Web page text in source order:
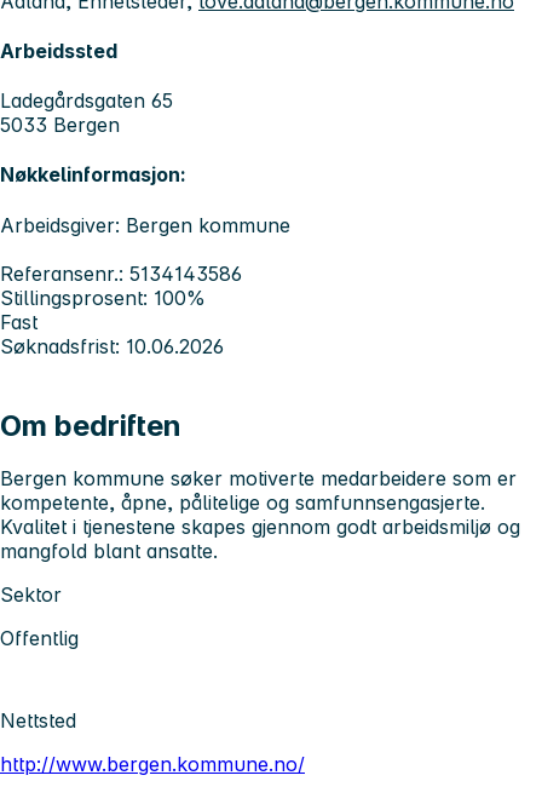
Arbeidssted
Ladegårdsgaten 65
5033 Bergen
Nøkkelinformasjon:
Arbeidsgiver: Bergen kommune
Referansenr.: 5134143586
Stillingsprosent: 100%
Fast
Søknadsfrist: 10.06.2026
Om bedriften
Bergen kommune søker motiverte medarbeidere som er
kompetente, åpne, pålitelige og samfunnsengasjerte.
Kvalitet i tjenestene skapes gjennom godt arbeidsmiljø og
mangfold blant ansatte.
Sektor
Offentlig
Nettsted
http://www.bergen.kommune.no/